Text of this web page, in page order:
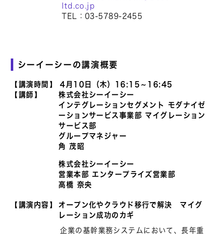
ltd.co.jp
TEL：03-5789-2455
シーイーシーの講演概要
【講演時間】
4月10日（木）16:15～16:45
【講師】
株式会社シーイーシー
インテグレーションセグメント モダナイゼ
ーションサービス事業部 マイグレーション
サービス部
グループマネジャー
角 茂昭
株式会社シーイーシー
営業本部 エンタープライズ営業部
高橋 奈央
【講演内容】
オープン化やクラウド移行で解決 マイグ
レーション成功のカギ
企業の基幹業務システムにおいて、長年重